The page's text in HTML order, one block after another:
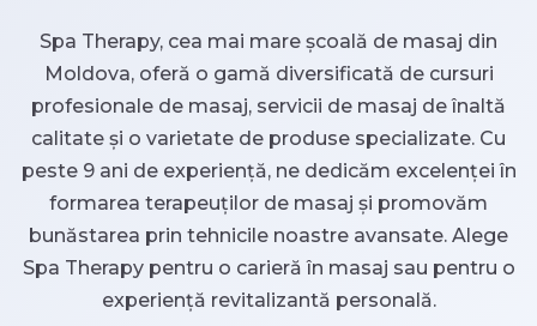
Spa Therapy, cea mai mare școală de masaj din
Moldova, oferă o gamă diversificată de cursuri
profesionale de masaj, servicii de masaj de înaltă
calitate și o varietate de produse specializate. Cu
peste 9 ani de experiență, ne dedicăm excelenței în
formarea terapeuților de masaj și promovăm
bunăstarea prin tehnicile noastre avansate. Alege
Spa Therapy pentru o carieră în masaj sau pentru o
experiență revitalizantă personală.